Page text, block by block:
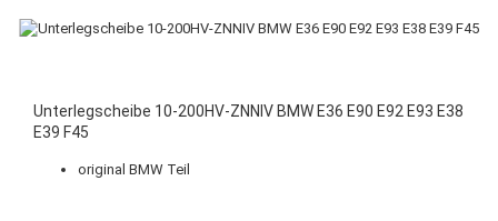
Unterlegscheibe 10-200HV-ZNNIV BMW E36 E90 E92 E93 E38
E39 F45
original BMW Teil